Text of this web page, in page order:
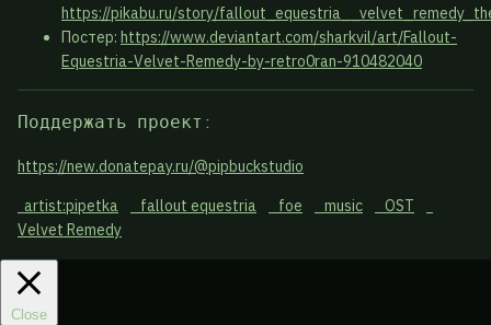
https://pikabu.ru/story/
Постер: https://www.deviantart.com/sharkvil/art/Fallout-
Equestria-Velvet-Remedy-by-retro0ran-910482040
Поддержать проект:
https://new.donatepay.ru/@pipbuckstudio
artist:pipetka
fallout equestria foe music
OST
Velvet Remedy
Close